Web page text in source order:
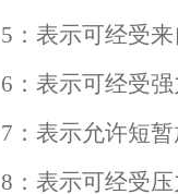
5：表示可经受
6：表示可经受
7：表示允许短
8：表示可经受